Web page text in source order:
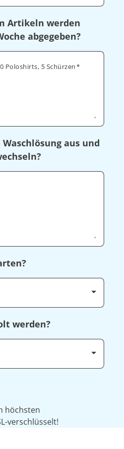
Artikeln werden
abgegeben?
Poloshirts, 5 Schürzen
aus und
werden?
höchsten
verschlüsselt!